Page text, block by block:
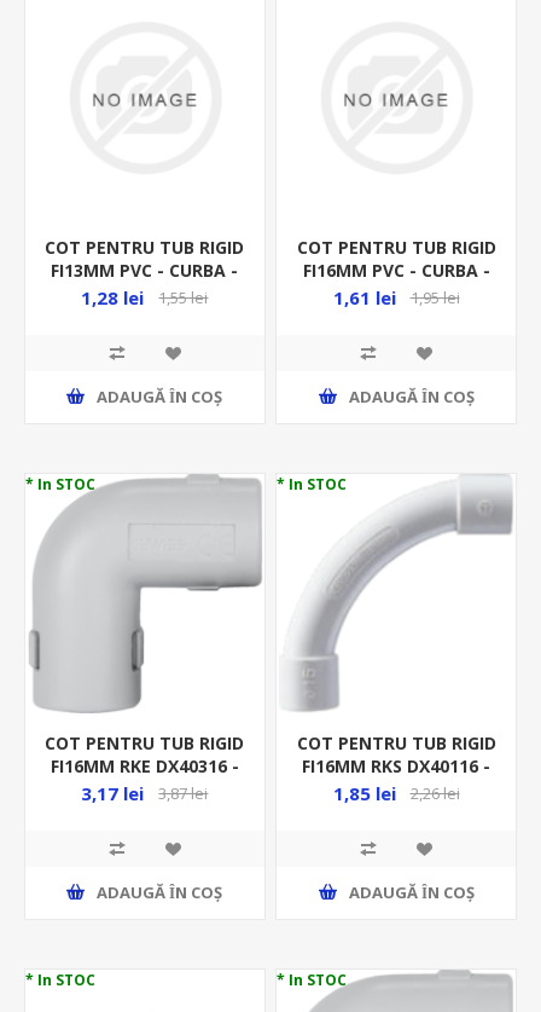
COT PENTRU TUB RIGID
FI13MM PVC - CURBA -
RACORD RIGID
1,28 lei 1,55 lei
ADAUGĂ ȊN COŞ
COT PENTRU TUB RIGID
FI16MM PVC - CURBA -
RACORD RIGID
1,61 lei 1,95 lei
ADAUGĂ ȊN COŞ
* In STOC
COT PENTRU TUB RIGID
FI16MM RKE DX40316 -
90GR - RACORD RIGID
3,17 lei 3,87 lei
ADAUGĂ ȊN COŞ
* In STOC
COT PENTRU TUB RIGID
FI16MM RKS DX40116 -
CURBA - RACORD RIGID
1,85 lei 2,26 lei
ADAUGĂ ȊN COŞ
* In STOC * In STOC